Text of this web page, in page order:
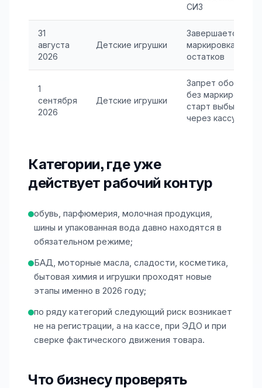
СИЗ
31
августа
2026
Детские игрушки
Завершается
маркировка
остатков
1
сентября
2026
Детские игрушки
Запрет оборота
без маркировки и
старт выбытия
через кассу
Категории, где уже
действует рабочий контур
обувь, парфюмерия, молочная продукция,
шины и упакованная вода давно находятся в
обязательном режиме;
БАД, моторные масла, сладости, косметика,
бытовая химия и игрушки проходят новые
этапы именно в 2026 году;
по ряду категорий следующий риск возникает
не на регистрации, а на кассе, при ЭДО и при
сверке фактического движения товара.
Что бизнесу проверять